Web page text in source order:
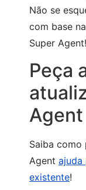
Não se
com base
Super Agent!
Peça
Agent
Saiba como
Agent ajuda
existente!